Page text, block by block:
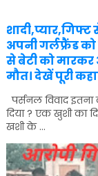
अपनी गर्लफ्रैंड
से बेटी को मारकर
मौत। देखें पूरी
पर्सनल विवाद
दिया ? एक खुशी का
खशी के ...